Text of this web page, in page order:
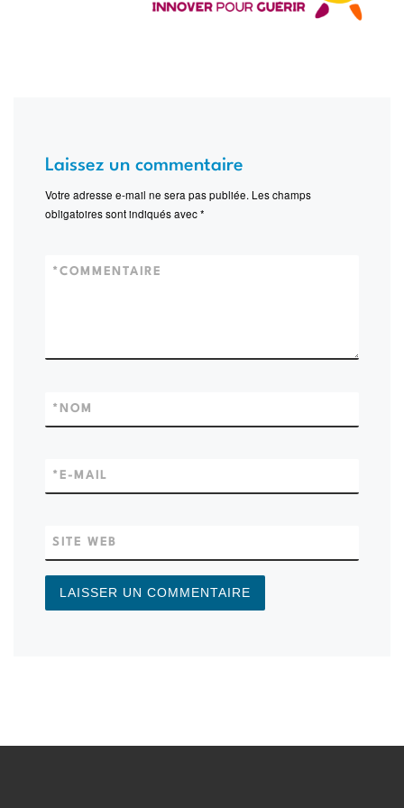
Laissez un commentaire
Votre adresse e-mail ne sera pas publiée. Les champs
obligatoires sont indiqués avec*
COMMENTAIRE
*
NOM
*
E-MAIL
*
SITE WEB